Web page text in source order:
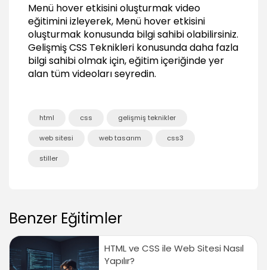
01:21
Font stil ve boyutlarını ayarlamak
03:06
Linklerin genel görünümünü ayarlamak
01:33
Menünün genel tasarımını şekillendirmek
02:19
01:36
Özel Stiller ile İçeriği Şekillendirmek
Özel stilleri anlamak
Menü hover etkisini oluşturmak video
eğitimini izleyerek, Menü hover etkisini
oluşturmak konusunda bilgi sahibi olabilirsiniz.
Gelişmiş CSS Teknikleri konusunda daha fazla
bilgi sahibi olmak için, eğitim içeriğinde yer
alan tüm videoları seyredin.
html css gelişmiş teknikler
web sitesi web tasarım css3
stiller
Benzer Eğitimler
HTML ve CSS ile Web Sitesi Nasıl
Yapılır?